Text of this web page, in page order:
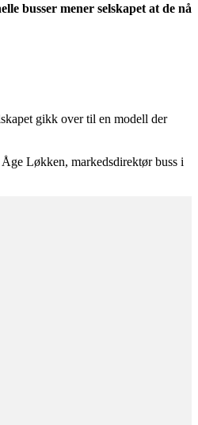
busser mener selskapet at de nå
gikk over til en modell der
Løkken, markedsdirektør buss i